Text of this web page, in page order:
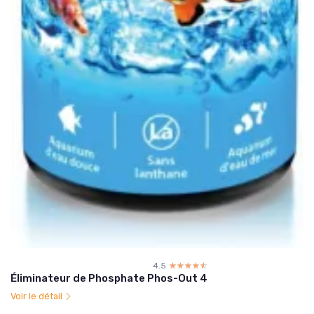
4.5 ☆☆☆☆☆
★★★★★
Éliminateur de Phosphate Phos-Out 4
Voir le détail